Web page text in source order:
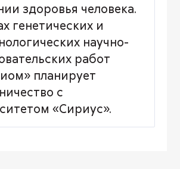
здоровья человека.
генетических и
научно-
работ
планирует
с
«Сириус».